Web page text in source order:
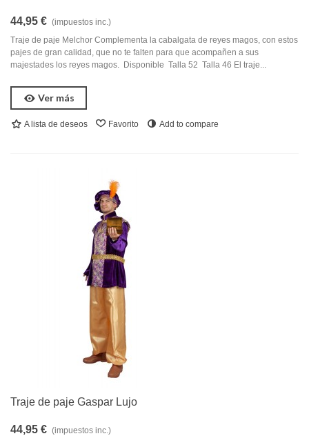
44,95 € (impuestos inc.)
Traje de paje Melchor Complementa la cabalgata de reyes magos, con estos
pajes de gran calidad, que no te falten para que acompañen a sus
majestades los reyes magos. Disponible Talla 52 Talla 46 El traje...
Ver más
A lista de deseos Favorito Add to compare
Traje de paje Gaspar Lujo
44,95 € (impuestos inc.)